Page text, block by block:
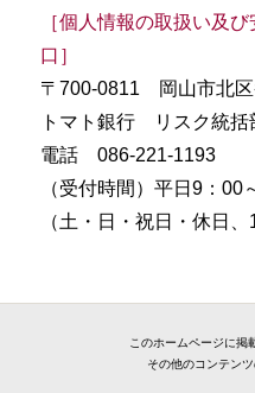
［個人情報の取扱い及
口］
〒700-0811 岡山市北区
トマト銀行 リスク統
電話 086-221-1193
（受付時間）平日9：00
（土・日・祝日・休日
このホームページに掲
その他のコンテン